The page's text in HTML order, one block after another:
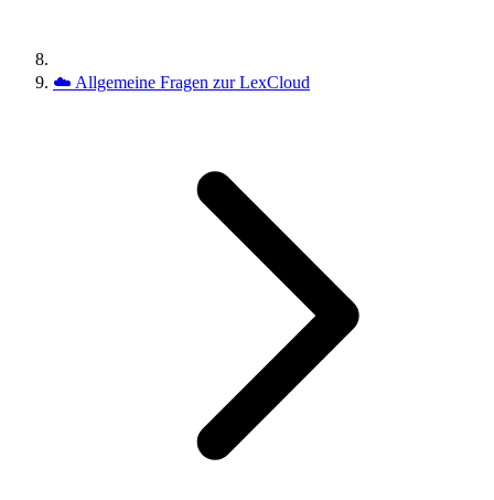
☁️ Allgemeine Fragen zur LexCloud